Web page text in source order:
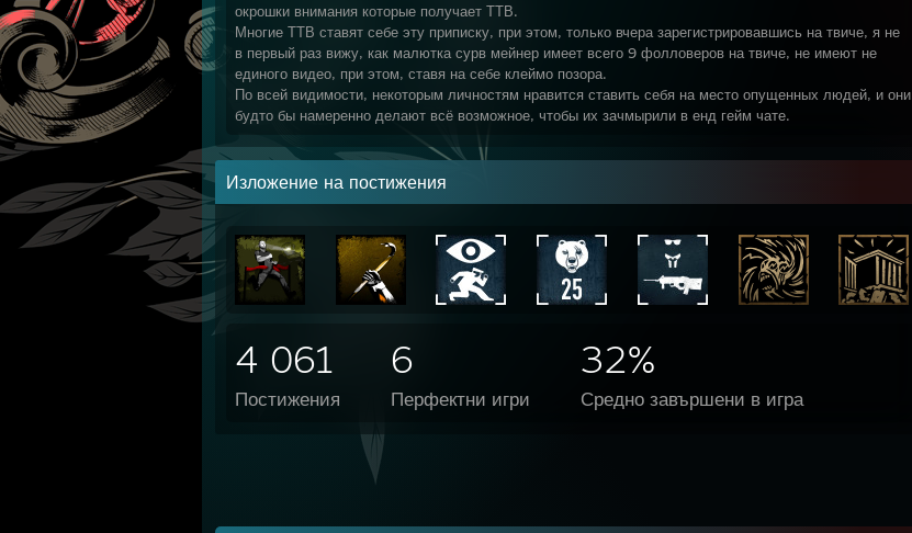
окрошки внимания которые получает ТТВ.
Многие ТТВ ставят себе эту приписку, при этом, только вчера зарегистрировавшись на твиче, я не
в первый раз вижу, как малютка сурв мейнер имеет всего 9 фолловеров на твиче, не имеют не
единого видео, при этом, ставя на себе клеймо позора.
По всей видимости, некоторым личностям нравится ставить себя на место опущенных людей, и они
будто бы намеренно делают всё возможное, чтобы их зачмырили в енд гейм чате.
Изложение на постижения
4 061
Постижения
6
Перфектни игри
32%
Средно завършени в игра